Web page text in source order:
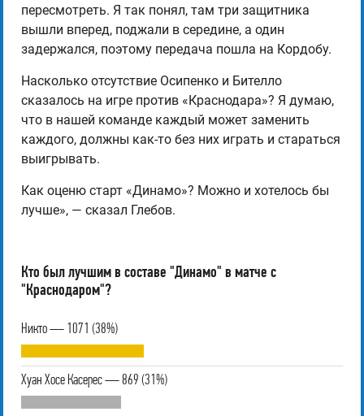
пересмотреть. Я так понял, там три защитника
вышли вперед, поджали в середине, а один
задержался, поэтому передача пошла на Кордобу.
Насколько отсутствие Осипенко и Бителло
сказалось на игре против «Краснодара»? Я думаю,
что в нашей команде каждый может заменить
каждого, должны как-то без них играть и стараться
выигрывать.
Как оценю старт «Динамо»? Можно и хотелось бы
лучше», — сказал Глебов.
Кто был лучшим в составе "Динамо" в матче с
"Краснодаром"?
Никто — 1071 (38%)
Хуан Хосе Касерес — 869 (31%)